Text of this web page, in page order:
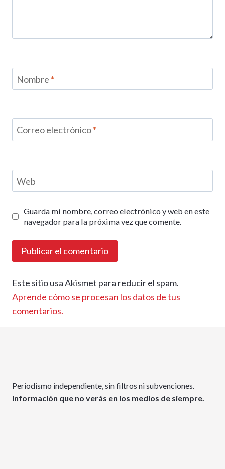
Nombre *
Correo electrónico*
Web
Guarda mi nombre, correo electrónico y web en este
navegador para la próxima vez que comente.
Este sitio usa Akismet para reducir el spam.
Aprende cómo se procesan los datos de tus
comentarios.
Periodismo independiente, sin filtros ni subvenciones.
Información que no verás en los medios de siempre.